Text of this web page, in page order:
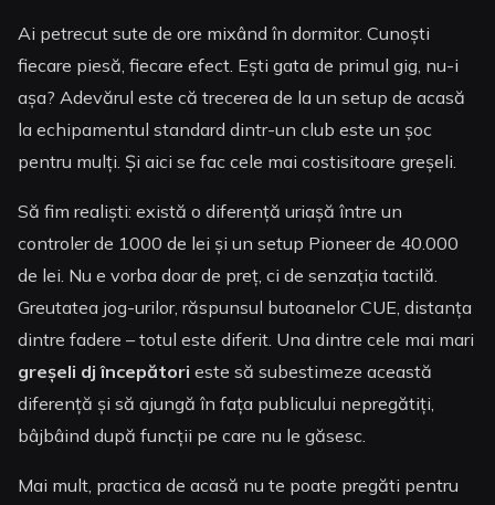
Ai petrecut sute de ore mixând în dormitor. Cunoști
fiecare piesă, fiecare efect. Ești gata de primul gig, nu-i
așa? Adevărul este că trecerea de la un setup de acasă
la echipamentul standard dintr-un club este un șoc
pentru mulți. Și aici se fac cele mai costisitoare greșeli.
Să fim realiști: există o diferență uriașă între un
controler de 1000 de lei și un setup Pioneer de 40.000
de lei. Nu e vorba doar de preț, ci de senzația tactilă.
Greutatea jog-urilor, răspunsul butoanelor CUE, distanța
dintre fadere – totul este diferit. Una dintre cele mai mari
greșeli dj începători este să subestimeze această
diferență și să ajungă în fața publicului nepregătiți,
bâjbâind după funcții pe care nu le găsesc.
Mai mult, practica de acasă nu te poate pregăti pentru